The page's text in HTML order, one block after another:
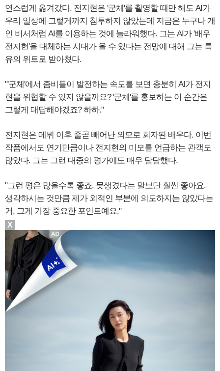
연스럽게 옮겨갔다. 전지현은 '군체'를 촬영할 때만 해도 AI가
우리 일상에 그렇게까지 침투하지 않았는데 지금은 누구나 개
인 비서처럼 AI를 이용하는 것에 놀라워했다. 그는 AI가 '배우
전지현'을 대체하는 시대가 올 수 있다는 전망에 대해 그는 특
유의 위트로 받아쳤다.
"'군체'에서 좀비들이 발전하는 속도를 보면 충분히 AI가 전지
현을 위협할 수 있지 않을까요? '군체'를 홍보하는 이 순간은
그렇게 대답해야겠죠? 하하."
전지현은 데뷔 이후 줄곧 빼어난 외모로 회자된 배우다. 이번
작품에서도 연기만큼이나 전지현의 미모를 언급하는 관객도
많았다. 그는 그런 대중의 평가에도 매우 담담했다.
"그런 평은 많을수록 좋죠. 못생겼다는 말보단 훨씬 좋아요.
생각하시는 것만큼 제가 외적인 부분에 의도하지는 않았다는
거, 그게 가장 중요한 포인트예요."
X